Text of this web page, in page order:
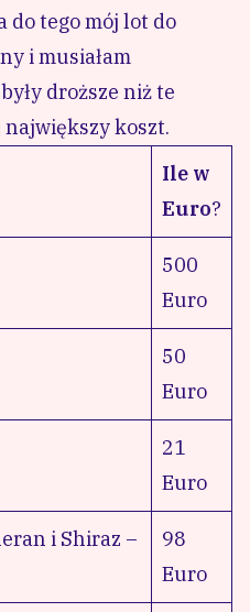
do tego mój lot do
i musiałam
droższe niż te
największy koszt.
Ile w
Euro?
500
Euro
50
Euro
21
Euro
i Shiraz –
98
Euro